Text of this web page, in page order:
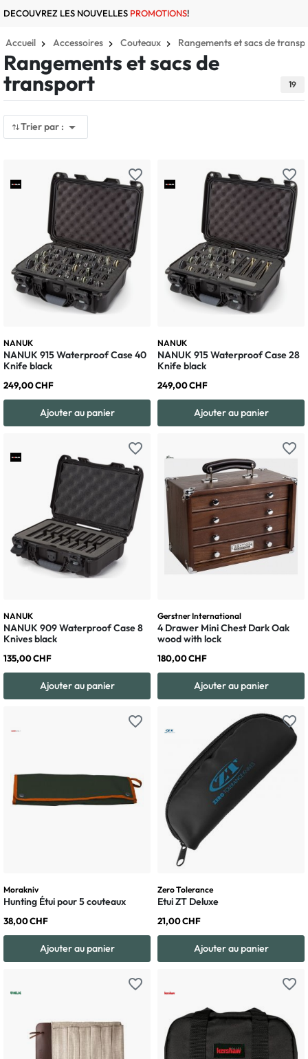
DECOUVREZ LES NOUVELLES PROMOTIONS!
Accueil Accessoires Couteaux Rangements et sacs de
Rangements et sacs de
transport 19
Trier par : 
favorite_border
NANUK
NANUK 915 Waterproof Case 40
Knife black
249,00 CHF
Ajouter au panier
favorite_border
NANUK
NANUK 915 Waterproof Case 28
Knife black
249,00 CHF
Ajouter au panier
favorite_border
NANUK
NANUK 909 Waterproof Case 8
Knives black
135,00 CHF
Ajouter au panier
favorite_border
Gerstner International
4 Drawer Mini Chest Dark Oak
wood with lock
180,00 CHF
Ajouter au panier
favorite_border
Morakniv
Hunting Étui pour 5 couteaux
38,00 CHF
Ajouter au panier
favorite_border
Zero Tolerance
Etui ZT Deluxe
21,00 CHF
Ajouter au panier
favorite_border favorite_border